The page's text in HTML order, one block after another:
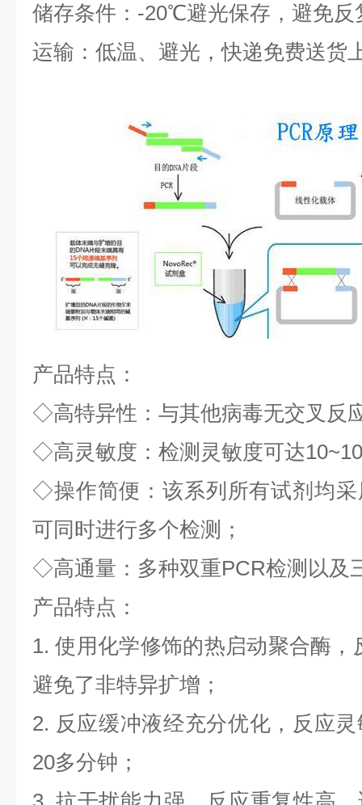
储存条件： -20℃避光保存，避免反
运输：低温、避光，快递免费送货
产品特点：
◇高特异性：与其他病毒无交叉反
◇高灵敏度：检测灵敏度可达
◇操作简便：该系列所有试剂均
可同时进行多个检测；
◇高通量：多种双重PCR检测以及
产品特点：
1.使用化学修饰的热启动聚合酶，
避免了非特异扩增；
2. 反应缓冲液经充分优化，反应
20多分钟；